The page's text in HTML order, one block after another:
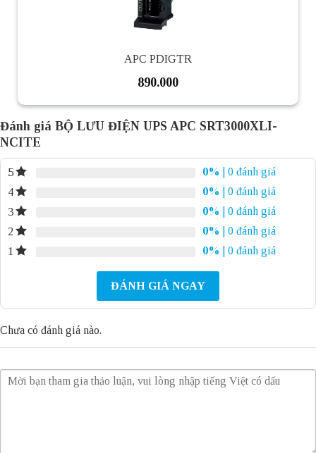
APC PDIGTR
890.000
Đánh giá BỘ LƯU ĐIỆN UPS APC SRT3000XLI-
NCITE
5 0%
| 0 đánh giá
4
0%
| 0 đánh giá
3
0%
| 0 đánh giá
2
0%
| 0 đánh giá
1
0% | 0 đánh giá
ĐÁNH GIÁ NGAY
Chưa có đánh giá nào.